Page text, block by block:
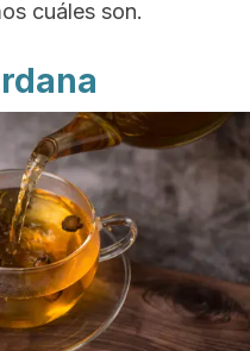
cuáles son.